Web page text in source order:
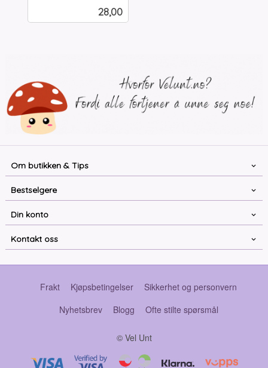
Pris
28,00
Om butikken & Tips
Bestselgere
Din konto
Kontakt oss
Frakt Kjøpsbetingelser
Sikkerhet og personvern
Nyhetsbrev
Blogg Ofte stilte spørsmål
© Vel Unt